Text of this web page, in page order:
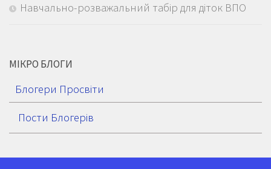
Навчально-розважальний табір для діток ВПО
МІКРО БЛОГИ
Блогери Просвіти
Пости Блогерів